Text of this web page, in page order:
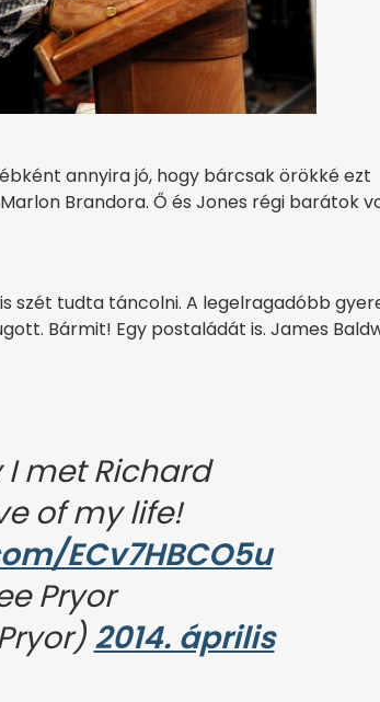
annyira jó, hogy bárcsak örökké ezt
Brandora. Ő és Jones régi barátok
szét tudta táncolni. A legelragadóbb
Bármit! Egy postaládát is. James
I met Richard
of my life!
ECv7HBCO5u
Pryor
2014. április